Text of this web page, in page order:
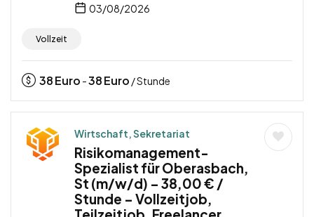
03/08/2026
Vollzeit
38Euro -38Euro / Stunde
Wirtschaft, Sekretariat
Risikomanagement-
Spezialist für Oberasbach,
St (m/w/d) – 38,00 € /
Stunde – Vollzeitjob,